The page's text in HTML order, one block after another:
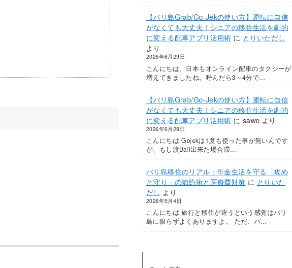
【バリ島Grab/Go-Jekの使い方】運転に自信
がなくても大丈夫！シニアの移住生活を劇的
に変える配車アプリ活用術 に とりいただし
より
2026年6月29日
こんにちは。日本もオンライン配車のタクシーが
増えてきましたね。呼んだら3～4分で…
【バリ島Grab/Go-Jekの使い方】運転に自信
がなくても大丈夫！シニアの移住生活を劇的
に変える配車アプリ活用術 にsawo より
2026年6月29日
こんにちは Gojekは1度も使った事が無いんです
が、もし渡Bali出来た場合滞…
バリ島移住のリアル：年金生活を守る「攻め
と守り」の節約術と医療費対策 に とりいた
だし より
2026年5月4日
こんにちは 旅行と移住が違うという感覚はバリ
島に限らずよくありますよ。 ただ、バ…